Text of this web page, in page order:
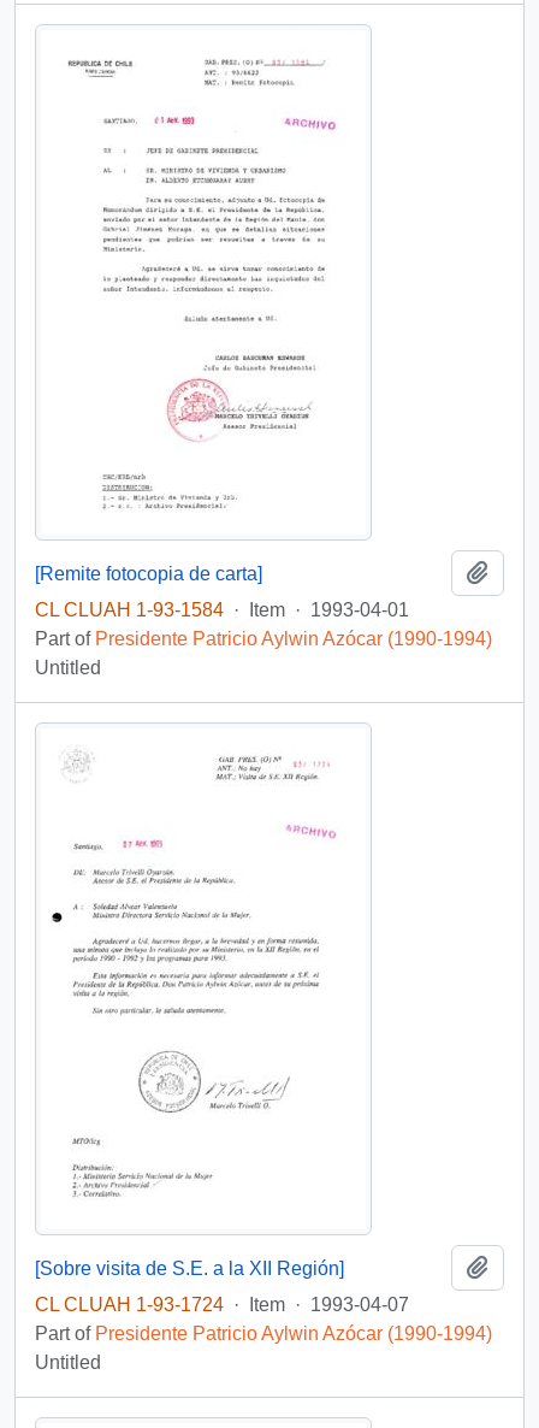
[Remite fotocopia de carta]
CL CLUAH 1-93-1584 · Item · 1993-04-01
Part of Presidente Patricio Aylwin Azócar (1990-1994)
Untitled
[Sobre visita de S.E. a la XII Región]
CL CLUAH 1-93-1724 · Item · 1993-04-07
Part of Presidente Patricio Aylwin Azócar (1990-1994)
Untitled